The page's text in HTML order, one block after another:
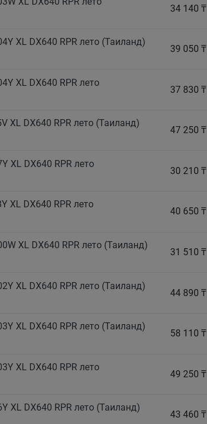
34 140 ₸
XL DX640 RPR лето (Таиланд)
39 050 ₸
XL DX640 RPR лето
37 830 ₸
XL DX640 RPR лето (Таиланд)
47 250 ₸
XL DX640 RPR лето
30 210 ₸
XL DX640 RPR лето
40 650 ₸
XL DX640 RPR лето (Таиланд)
31 510 ₸
XL DX640 RPR лето (Таиланд)
44 890 ₸
XL DX640 RPR лето (Таиланд)
58 110 ₸
XL DX640 RPR лето
49 250 ₸
XL DX640 RPR лето (Таиланд)
43 460 ₸